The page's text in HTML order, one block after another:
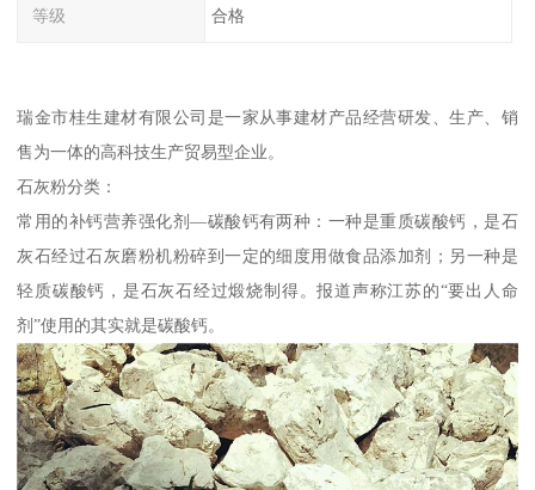
等级 合格
瑞金市桂生建材有限公司是一家从事建材产品经营研发、生产、销
售为一体的高科技生产贸易型企业。
石灰粉分类：
常用的补钙营养强化剂—碳酸钙有两种：一种是重质碳酸钙，是石
灰石经过石灰磨粉机粉碎到一定的细度用做食品添加剂；另一种是
轻质碳酸钙，是石灰石经过煅烧制得。报道声称江苏的“要出人命
剂”使用的其实就是碳酸钙。